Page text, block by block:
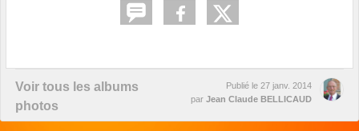
Voir tous les albums
photos
Publié le 27 janv. 2014
par Jean Claude BELLICAUD